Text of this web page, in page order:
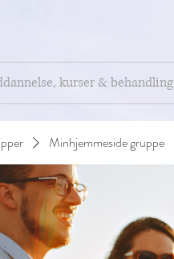
kurser & behandling
Minhjemmeside gruppe